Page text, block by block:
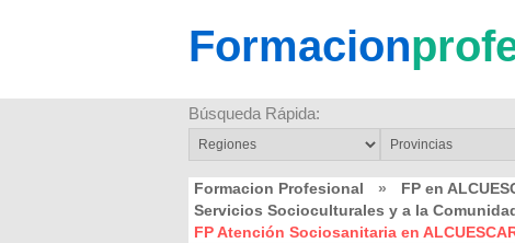
Formacion
Búsqueda Rápida:
Formacion Profesional » FP en
Servicios Socioculturales y a la
FP Atención Sociosanitaria en